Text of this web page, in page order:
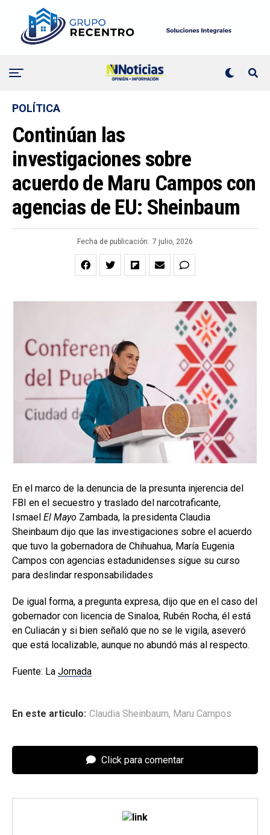
POLÍTICA
Continúan las
investigaciones sobre
acuerdo de Maru Campos con
agencias de EU: Sheinbaum
Fecha de publicación: 7 julio, 2026
En el marco de la denuncia de la presunta injerencia del
FBI en el secuestro y traslado del narcotraficante,
Ismael El Mayo Zambada, la presidenta Claudia
Sheinbaum dijo que las investigaciones sobre el acuerdo
que tuvo la gobernadora de Chihuahua, María Eugenia
Campos con agencias estadunidenses sigue su curso
para deslindar responsabilidades
De igual forma, a pregunta expresa, dijo que en el caso del
gobernador con licencia de Sinaloa, Rubén Rocha, él está
en Culiacán y si bien señaló que no se le vigila, aseveró
que está localizable, aunque no abundó más al respecto.
Fuente: La Jornada
En este articulo: Claudia Sheinbaum, Maru Campos
Click para comentar